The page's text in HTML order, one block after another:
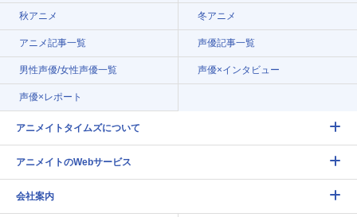
秋アニメ 冬アニメ
アニメ記事一覧 声優記事一覧
男性声優/女性声優一覧 声優×インタビュー
声優×レポート
アニメイトタイムズについて
アニメイトのWebサービス
会社案内